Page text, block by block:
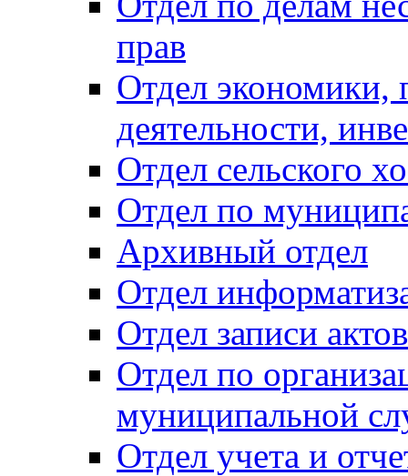
прав
Отдел экономики,
деятельности,
Отдел сельского
Отдел по
Архивный отдел
Отдел
Отдел записи
Отдел по
муниципальной
Отдел учета и